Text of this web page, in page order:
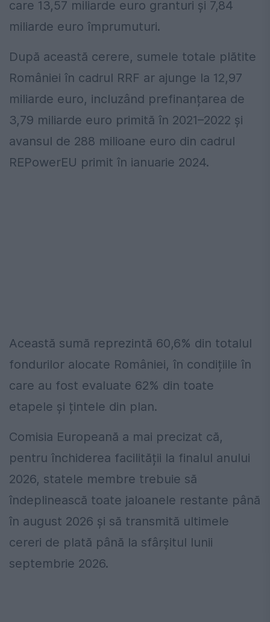
care 13,57 miliarde euro granturi și 7,84
miliarde euro împrumuturi.
După această cerere, sumele totale plătite
României în cadrul RRF ar ajunge la 12,97
miliarde euro, incluzând prefinanțarea de
3,79 miliarde euro primită în 2021–2022 și
avansul de 288 milioane euro din cadrul
REPowerEU primit în ianuarie 2024.
Această sumă reprezintă 60,6% din totalul
fondurilor alocate României, în condițiile în
care au fost evaluate 62% din toate
etapele și țintele din plan.
Comisia Europeană a mai precizat că,
pentru închiderea facilității la finalul anului
2026, statele membre trebuie să
îndeplinească toate jaloanele restante până
în august 2026 și să transmită ultimele
cereri de plată până la sfârșitul lunii
septembrie 2026.